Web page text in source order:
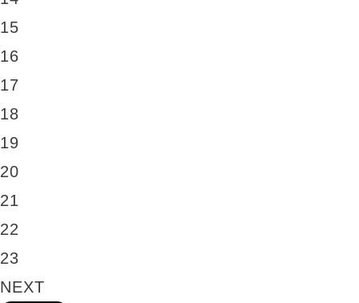
15
16
17
18
19
20
21
22
23
NEXT